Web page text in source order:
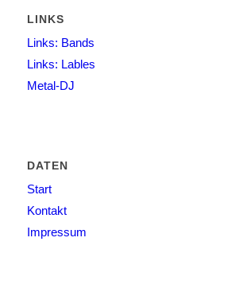
LINKS
Links: Bands
Links: Lables
Metal-DJ
DATEN
Start
Kontakt
Impressum